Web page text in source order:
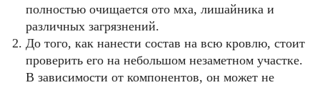
полностью очищается ото мха, лишайника и
различных загрязнений.
До того, как нанести состав на всю кровлю, стоит
проверить его на небольшом незаметном участке.
В зависимости от компонентов, он может не